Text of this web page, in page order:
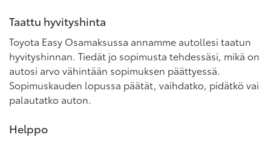
Taattu hyvityshinta
Toyota Easy Osamaksussa annamme autollesi taatun
hyvityshinnan. Tiedät jo sopimusta tehdessäsi, mikä on
autosi arvo vähintään sopimuksen päättyessä.
Sopimuskauden lopussa päätät, vaihdatko, pidätkö vai
palautatko auton.
Helppo